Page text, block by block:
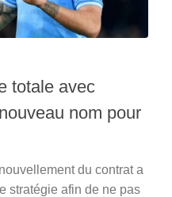
totale avec
nom pour
du contrat a
stratégie afin de ne pas